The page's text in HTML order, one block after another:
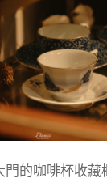
門的咖啡杯收藏